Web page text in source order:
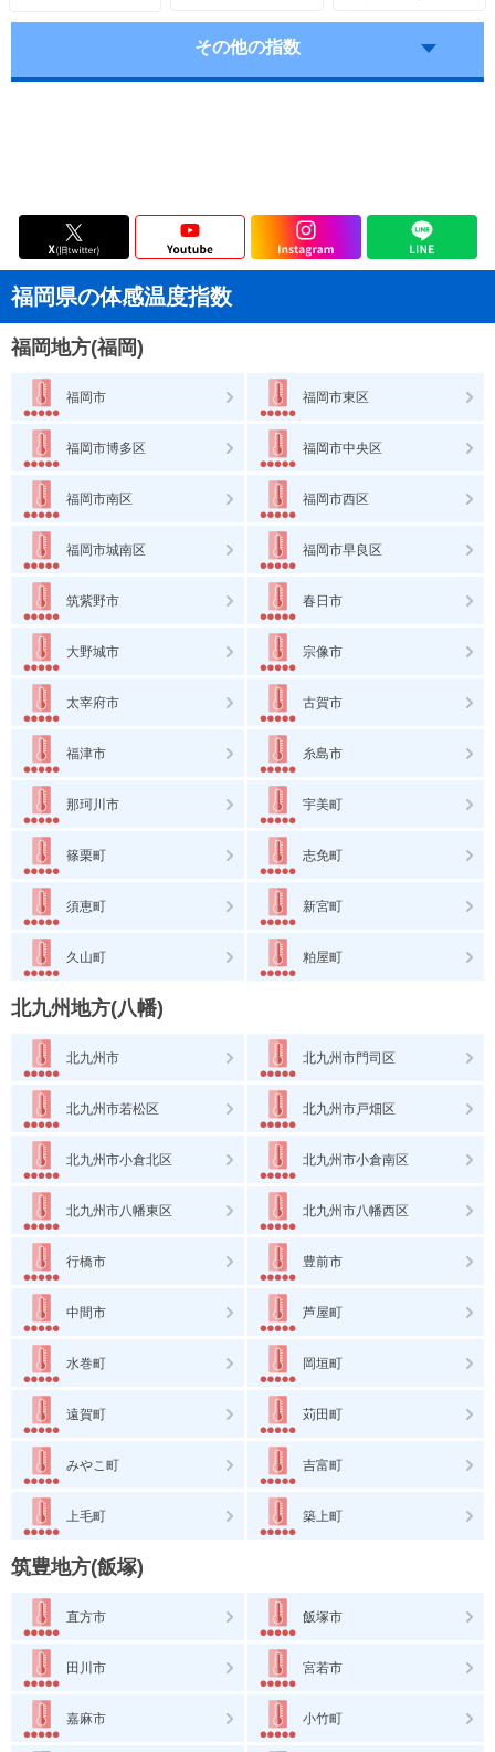
その他の指数
福岡県の体感温度指数
福岡地方(福岡)
福岡市 福岡市東区
福岡市博多区 福岡市中央区
福岡市南区 福岡市西区
福岡市城南区 福岡市早良区
筑紫野市 春日市
大野城市 宗像市
太宰府市 古賀市
福津市 糸島市
那珂川市 宇美町
篠栗町 志免町
須恵町 新宮町
久山町 粕屋町
北九州地方(八幡)
北九州市 北九州市門司区
北九州市若松区 北九州市戸畑区
北九州市小倉北区 北九州市小倉南区
北九州市八幡東区 北九州市八幡西区
行橋市 豊前市
中間市 芦屋町
水巻町 岡垣町
遠賀町 苅田町
みやこ町 吉富町
上毛町 築上町
筑豊地方(飯塚)
直方市 飯塚市
田川市 宮若市
嘉麻市 小竹町